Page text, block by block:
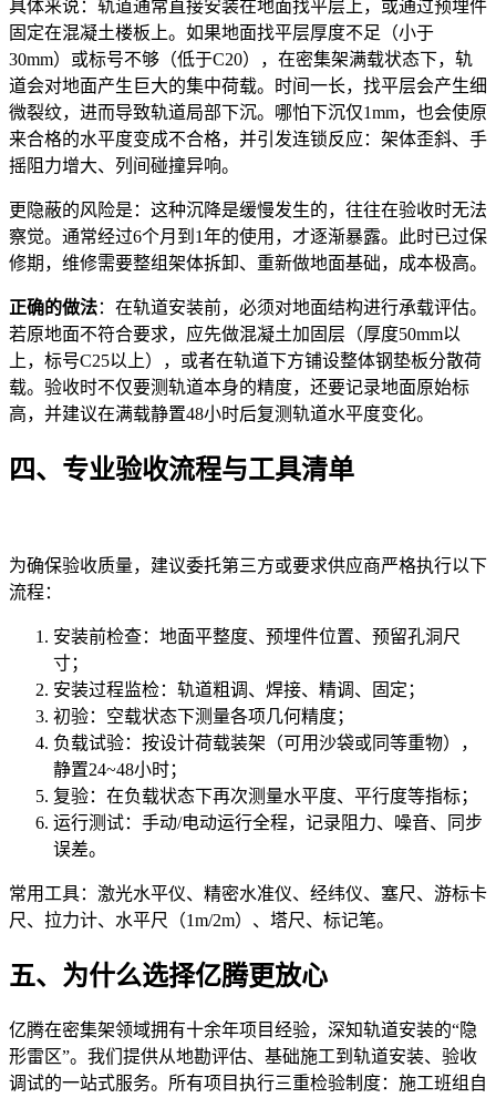
具体来说：轨道通常直接安装在地面找平层上，或通过预埋件
固定在混凝土楼板上。如果地面找平层厚度不足（小于
30mm）或标号不够（低于C20），在密集架满载状态下，轨
道会对地面产生巨大的集中荷载。时间一长，找平层会产生细
微裂纹，进而导致轨道局部下沉。哪怕下沉仅1mm，也会使原
来合格的水平度变成不合格，并引发连锁反应：架体歪斜、手
摇阻力增大、列间碰撞异响。
更隐蔽的风险是：这种沉降是缓慢发生的，往往在验收时无法
察觉。通常经过6个月到1年的使用，才逐渐暴露。此时已过保
修期，维修需要整组架体拆卸、重新做地面基础，成本极高。
正确的做法：在轨道安装前，必须对地面结构进行承载评估。
若原地面不符合要求，应先做混凝土加固层（厚度50mm以
上，标号C25以上），或者在轨道下方铺设整体钢垫板分散荷
载。验收时不仅要测轨道本身的精度，还要记录地面原始标
高，并建议在满载静置48小时后复测轨道水平度变化。
四、专业验收流程与工具清单
为确保验收质量，建议委托第三方或要求供应商严格执行以下
流程：
安装前检查：地面平整度、预埋件位置、预留孔洞尺
寸；
安装过程监检：轨道粗调、焊接、精调、固定；
初验：空载状态下测量各项几何精度；
负载试验：按设计荷载装架（可用沙袋或同等重物），
静置24~48小时；
复验：在负载状态下再次测量水平度、平行度等指标；
运行测试：手动/电动运行全程，记录阻力、噪音、同步
误差。
常用工具：激光水平仪、精密水准仪、经纬仪、塞尺、游标卡
尺、拉力计、水平尺（1m/2m）、塔尺、标记笔。
五、为什么选择亿腾更放心
亿腾在密集架领域拥有十余年项目经验，深知轨道安装的“隐
形雷区”。我们提供从地勘评估、基础施工到轨道安装、验收
调试的一站式服务。所有项目执行三重检验制度：施工班组自